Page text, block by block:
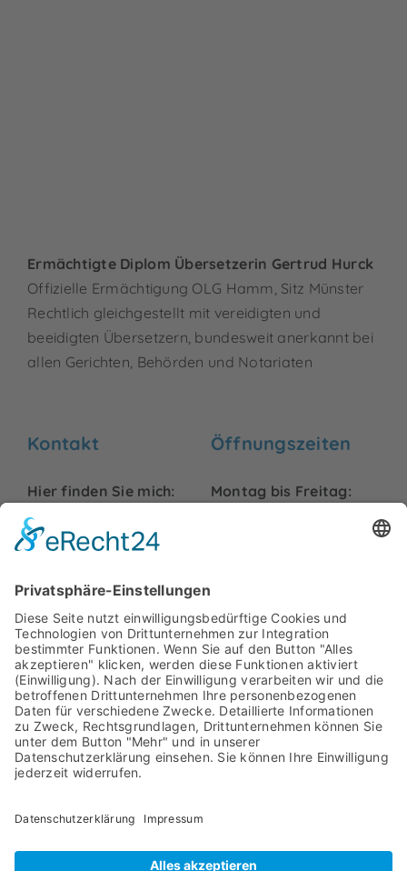
Ermächtigte Diplom Übersetzerin Gertrud Hurck
Offizielle Ermächtigung OLG Hamm, Sitz Münster
Rechtlich gleichgestellt mit vereidigten und
beeidigten Übersetzern, bundesweit anerkannt bei
allen Gerichten, Behörden und Notariaten
Kontakt
Hier finden Sie mich:
Friedrich-Ebert-Str. 99
48153 Münster
uebersetzungen.de
Telefon: +49 251
7779479
Öffnungszeiten
Montag bis Freitag:
Rechtliches
Impressum
Datenschutz